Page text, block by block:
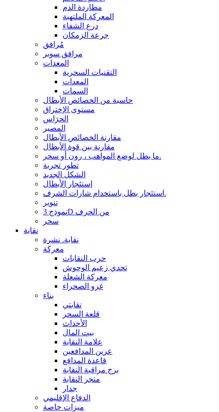
مطاردة الدم
المعركة الملتهبة
درع الشفاء
جرعة الزمكان
مُرافق
مرافق سوبر
المعدات
التقنيات السحرية
المعدات
السمات
حاسبة من الخصائص الأبطال
مستوى الإختراق
الحرَاس
المصير
مقارنة الخصائص الأبطال
مقارنة بين قوة الأبطال
ما بطل لوضع المواهب ، رون أو سحر.
تطور تجربة
الشكل الجديد
إستئجار الأبطال
استئجار بطل باستخدام شارات الشرف.
تنوير
نموذج 3D من الحرف
سحر
نقابة
نقابة. نشرة
معركة
حرب النقابات
تحدي زعيم الوحوش
معركة الشعلة
غزو الصحراء
بناء
نقابتي
قلعة السحر
الأحداث
بيت المال
علامة النقابة
عرين المدافعين
قاعدة المدافع
برج مراقبة النقابة
متجر النقابة
جدار
الدفاع الإقليمي
ميزات خاصة